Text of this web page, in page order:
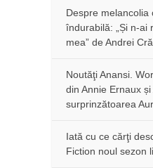
Despre melancolia
îndurabilă: „Și n-ai
mea” de Andrei
Noutăţi Anansi.
din Annie Ernaux
surprinzătoarea
Iată cu ce cărţi
Fiction noul sezon